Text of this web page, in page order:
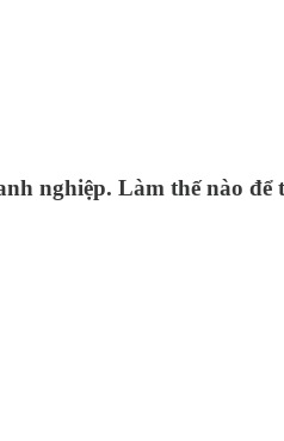
nghiệp. Làm thế nào để